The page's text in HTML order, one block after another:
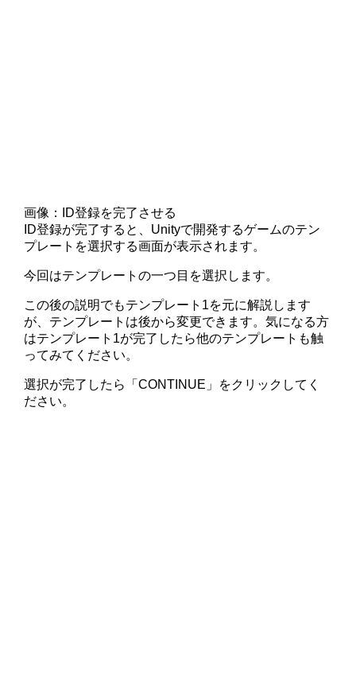
画像：ID登録を完了させる
ID登録が完了すると、Unityで開発するゲームのテン
プレートを選択する画面が表示されます。
今回はテンプレートの一つ目を選択します。
この後の説明でもテンプレート1を元に解説します
が、テンプレートは後から変更できます。気になる方
はテンプレート1が完了したら他のテンプレートも触
ってみてください。
選択が完了したら「CONTINUE」をクリックしてく
ださい。